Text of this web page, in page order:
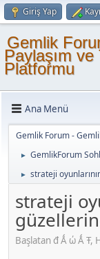
Giriş Yap
Gemlik
Paylaşım ve
Platformu
Ana Menü
Gemlik Forum -
► GemlikForum
► strateji
strateji
Başlatan đ Ǻ ώ Ǻ Ŧ,